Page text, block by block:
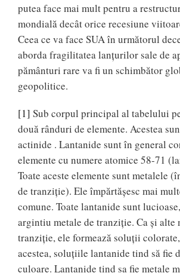
putea face mai mult pentru a
mondială decât orice recesiune
Ceea ce va face SUA în următorul
aborda fragilitatea lanţurilor sale de
pământuri rare va fi un schimbător
geopolitice.
[1] Sub corpul principal al tabelului
două rânduri de elemente. Acestea
actinide . Lantanide sunt în general
elemente cu numere atomice 58-71
Toate aceste elemente sunt metalele
de tranziţie). Ele împărtăşesc mai
comune. Toate lantanide sunt
argintiu metale de tranziţie. Ca şi alte
tranziţie, ele formează soluţii
acestea, soluţiile lantanide tind să fie
culoare. Lantanide tind sa fie metale